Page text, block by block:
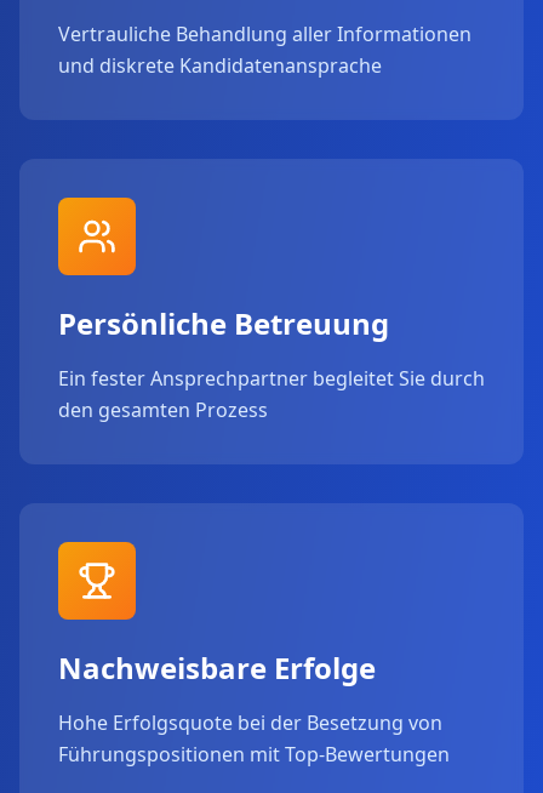
Vertrauliche Behandlung aller Informationen
und diskrete Kandidatenansprache
Persönliche Betreuung
Ein fester Ansprechpartner begleitet Sie durch
den gesamten Prozess
Nachweisbare Erfolge
Hohe Erfolgsquote bei der Besetzung von
Führungspositionen mit Top-Bewertungen